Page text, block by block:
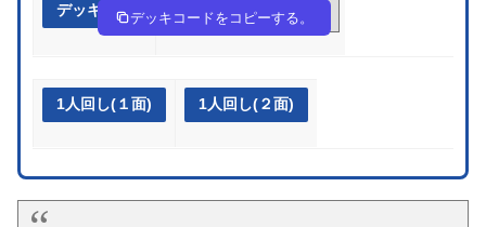
デッキ作成 ppRySR-eJ2k2F-p3ypXS
デッキコードをコピーする。
1人回し(１面) 1人回し(２面)